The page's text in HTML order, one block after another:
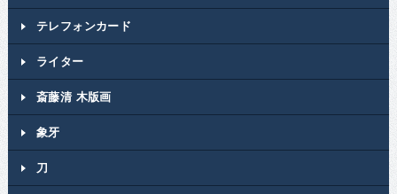
テレフォンカード
ライター
斎藤清 木版画
象牙
刀